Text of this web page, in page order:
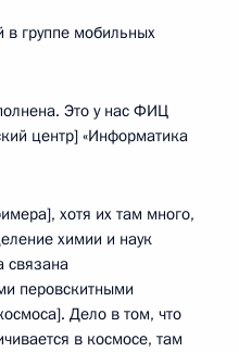
в группе мобильных
Это у нас ФИЦ
центр] «Информатика
хотя их там много,
химии и наук
связана
перовскитными
Дело в том, что
в космосе, там